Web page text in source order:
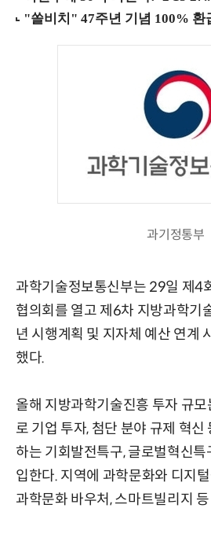
과기정통부
과학기술정보통신부는 29일 제4
협의회를 열고 제6차 지방과학
년 시행계획 및 지자체 예산 연계
했다.
올해 지방과학기술진흥 투자 규
로 기업 투자, 첨단 분야 규제 혁
하는 기회발전특구, 글로벌혁신
입한다. 지역에 과학문화와 디지
과학문화 바우처, 스마트빌리지